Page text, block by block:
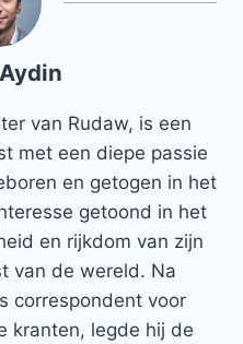
van Rudaw, is een
met een diepe passie
en getogen in het
getoond in het
en rijkdom van zijn
van de wereld. Na
correspondent voor
kranten, legde hij de